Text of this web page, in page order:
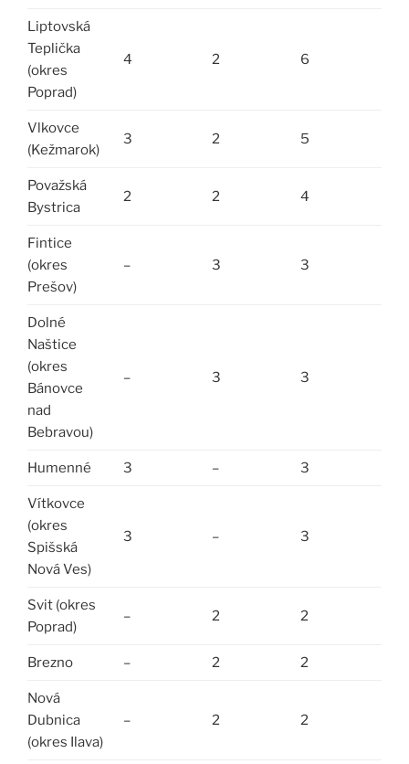
Liptovská
Teplička
(okres
Poprad)
4 2 6
Vlkovce
(Kežmarok)
3 2 5
Považská
Bystrica
2 2 4
Fintice
(okres
Prešov)
– 3 3
Dolné
Naštice
(okres
Bánovce
nad
Bebravou)
– 3 3
Humenné 3 – 3
Vítkovce
(okres
Spišská
Nová Ves)
3 – 3
Svit (okres
Poprad)
– 2 2
Brezno – 2 2
Nová
Dubnica
(okres Ilava)
– 2 2